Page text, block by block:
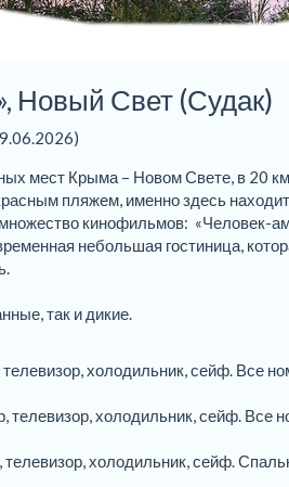
Новый Свет (Судак)
мест Крыма – Новом Свете, в 20
пляжем, именно здесь
кинофильмов: «Человек-
небольшая гостиница,
так и дикие.
холодильник, сейф. Все
холодильник, сейф. Все
холодильник, сейф.